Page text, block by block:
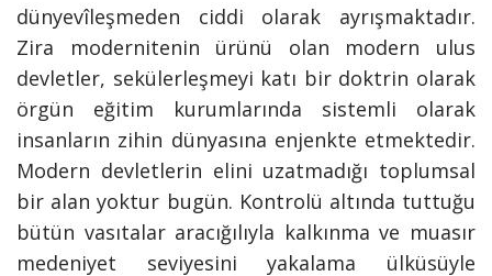
dünyevîleşmeden ciddi olarak ayrışmaktadır.
Zira modernitenin ürünü olan modern ulus
devletler, sekülerleşmeyi katı bir doktrin olarak
örgün eğitim kurumlarında sistemli olarak
insanların zihin dünyasına enjenkte etmektedir.
Modern devletlerin elini uzatmadığı toplumsal
bir alan yoktur bugün. Kontrolü altında tuttuğu
bütün vasıtalar aracığılıyla kalkınma ve muasır
medeniyet seviyesini yakalama ülküsüyle